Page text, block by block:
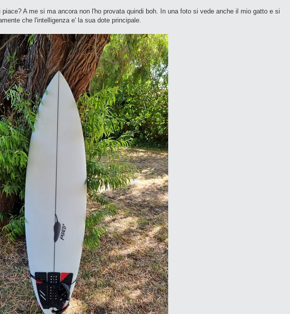
piace? A me si ma ancora non l'ho provata quindi boh. In una foto si vede anche il mio gatto e si
che l'intelligenza e' la sua dote principale.